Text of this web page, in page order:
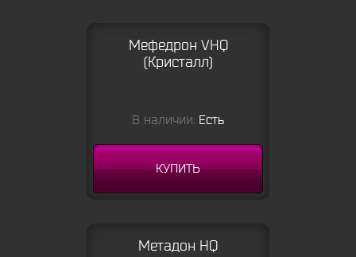
Мефедрон VHQ
(Кристалл)
В наличии: Есть
КУПИТЬ
Метадон HQ